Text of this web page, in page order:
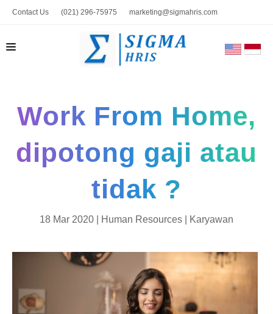
Contact Us (021) 296-75975 marketing@sigmahris.com
PRODUK
HUBUNGI KAMI
Work From Home,
dipotong gaji atau
tidak ?
18 Mar 2020 | Human Resources Karyawan